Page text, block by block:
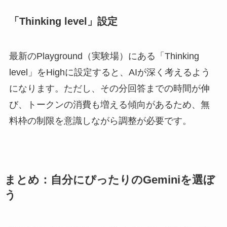
「Thinking level」設定
最新のPlayground（実験場）にある「Thinking
level」をHighに設定すると、AIが深く考えるよう
になります。ただし、その分回答までの時間が伸
び、トークンの消費も増える傾向があるため、無
料枠の制限を意識しながら調整が必要です。
まとめ：自分にぴったりのGeminiを選ぼ
う